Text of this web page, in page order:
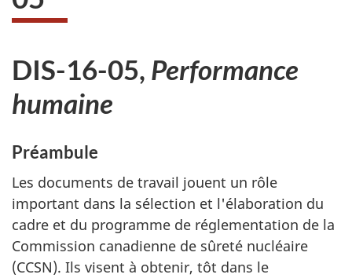
DIS-16-05, Performance
humaine
Préambule
Les documents de travail jouent un rôle
important dans la sélection et l'élaboration du
cadre et du programme de réglementation de la
Commission canadienne de sûreté nucléaire
(CCSN). Ils visent à obtenir, tôt dans le